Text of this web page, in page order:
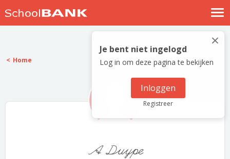
Nostalgische verhalen
Log in
Meld je gratis aan
×
Je bent niet ingelogd
Log in om deze pagina te bekijken
Inloggen
Registreer
Home
A Duype